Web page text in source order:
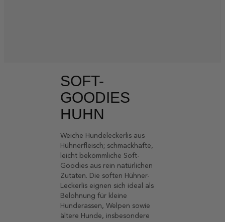
SOFT-
GOODIES
HUHN
Weiche Hundeleckerlis aus
Hühnerfleisch; schmackhafte,
leicht bekömmliche Soft-
Goodies aus rein natürlichen
Zutaten. Die soften Hühner-
Leckerlis eignen sich ideal als
Belohnung für kleine
Hunderassen, Welpen sowie
ältere Hunde, insbesondere